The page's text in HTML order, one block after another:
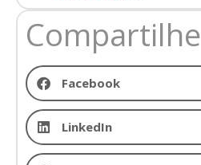
Compartilhe
Facebook
LinkedIn